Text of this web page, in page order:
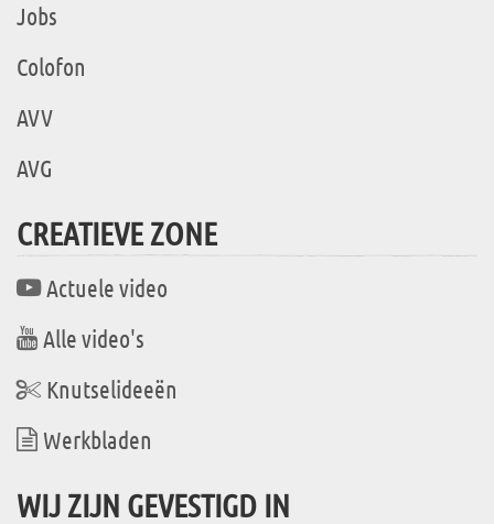
Jobs
Colofon
AVV
AVG
CREATIEVE ZONE
Actuele video
Alle video's
Knutselideeën
Werkbladen
WIJ ZIJN GEVESTIGD IN